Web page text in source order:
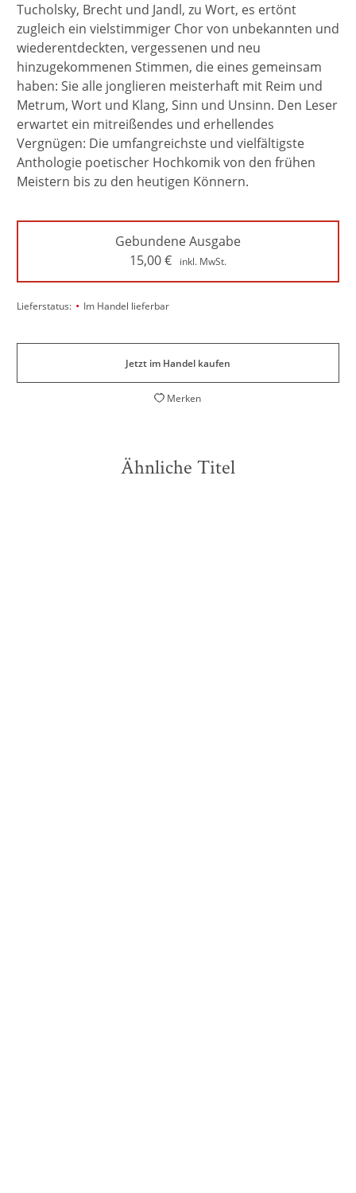
Tucholsky, Brecht und Jandl, zu Wort, es ertönt
zugleich ein vielstimmiger Chor von unbekannten und
wiederentdeckten, vergessenen und neu
hinzugekommenen Stimmen, die eines gemeinsam
haben: Sie alle jonglieren meisterhaft mit Reim und
Metrum, Wort und Klang, Sinn und Unsinn. Den Leser
erwartet ein mitreißendes und erhellendes
Vergnügen: Die umfangreichste und vielfältigste
Anthologie poetischer Hochkomik von den frühen
Meistern bis zu den heutigen Könnern.
Gebundene Ausgabe
15,00€ inkl. MwSt.
Lieferstatus: • Im Handel lieferbar
Jetzt im Handel kaufen
Merken
Ähnliche Titel